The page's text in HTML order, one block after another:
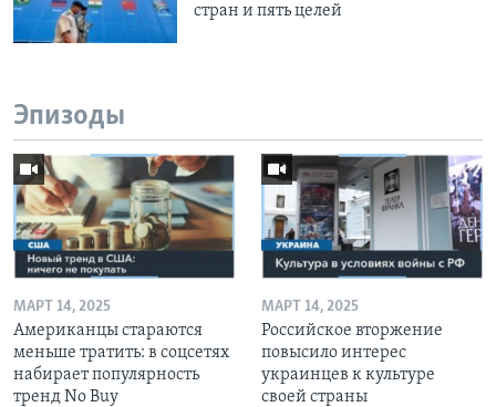
стран и пять целей
Эпизоды
МАРТ 14, 2025
Американцы стараются
меньше тратить: в соцсетях
набирает популярность
тренд No Buy
МАРТ 14, 2025
Российское вторжение
повысило интерес
украинцев к культуре
своей страны